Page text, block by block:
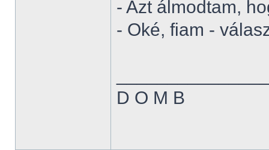
- Azt álmodtam,
- Oké, fiam -
D O M B